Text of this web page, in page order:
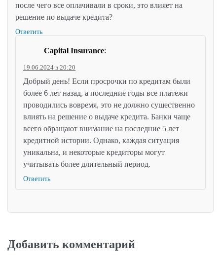
после чего все оплачивали в сроки, это влияет на
решение по выдаче кредита?
Ответить
Capital Insurance:
19.06.2024 в 20:20
Добрый день! Если просрочки по кредитам были
более 6 лет назад, а последние годы все платежи
проводились вовремя, это не должно существенно
влиять на решение о выдаче кредита. Банки чаще
всего обращают внимание на последние 5 лет
кредитной истории. Однако, каждая ситуация
уникальна, и некоторые кредиторы могут
учитывать более длительный период.
Ответить
Добавить комментарий